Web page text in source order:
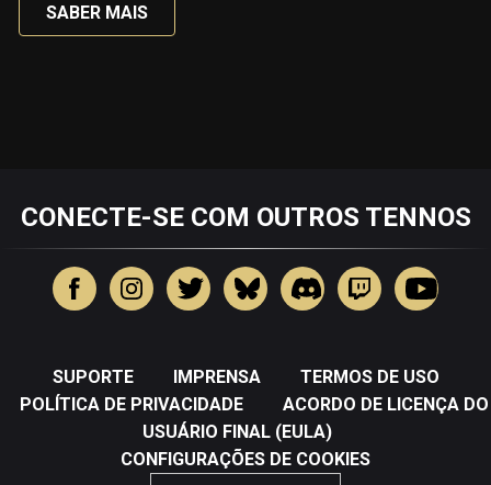
SABER MAIS
CONECTE-SE COM OUTROS TENNOS
SUPORTE IMPRENSA
TERMOS DE USO
POLÍTICA DE PRIVACIDADE
ACORDO DE LICENÇA DO
USUÁRIO FINAL (EULA)
CONFIGURAÇÕES DE COOKIES